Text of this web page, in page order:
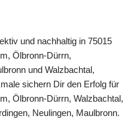
und nachhaltig in 75015
Ölbronn-Dürrn,
und Walzbachtal,
sichern Dir den Erfolg für
Ölbronn-Dürrn, Walzbachtal,
Neulingen, Maulbronn.